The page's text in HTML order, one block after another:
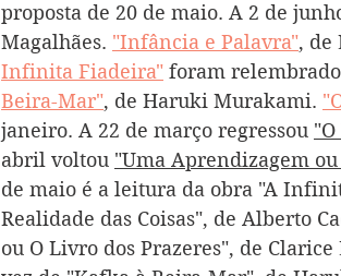
proposta de 20 de maio. A 2 de
Magalhães. "Infância e Palavra", de
Infinita Fiadeira" foram
Beira-Mar", de Haruki Murakami.
janeiro. A 22 de março regressou
abril voltou "Uma Aprendizagem
de maio é a leitura da obra "A
Realidade das Coisas", de Alberto
ou O Livro dos Prazeres", de